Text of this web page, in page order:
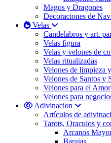
Magos y Dragones
Decoraciones de
Velas
Candelabros y art.
Velas figura
Velas y velones de
Velas ritualizadas
Velones de limpieza
Velones de Santos y
Velones para el Amor
Velones para
Adivinacion
Artículos de
Tarots, Oraculos y
Arcanos
Barajas